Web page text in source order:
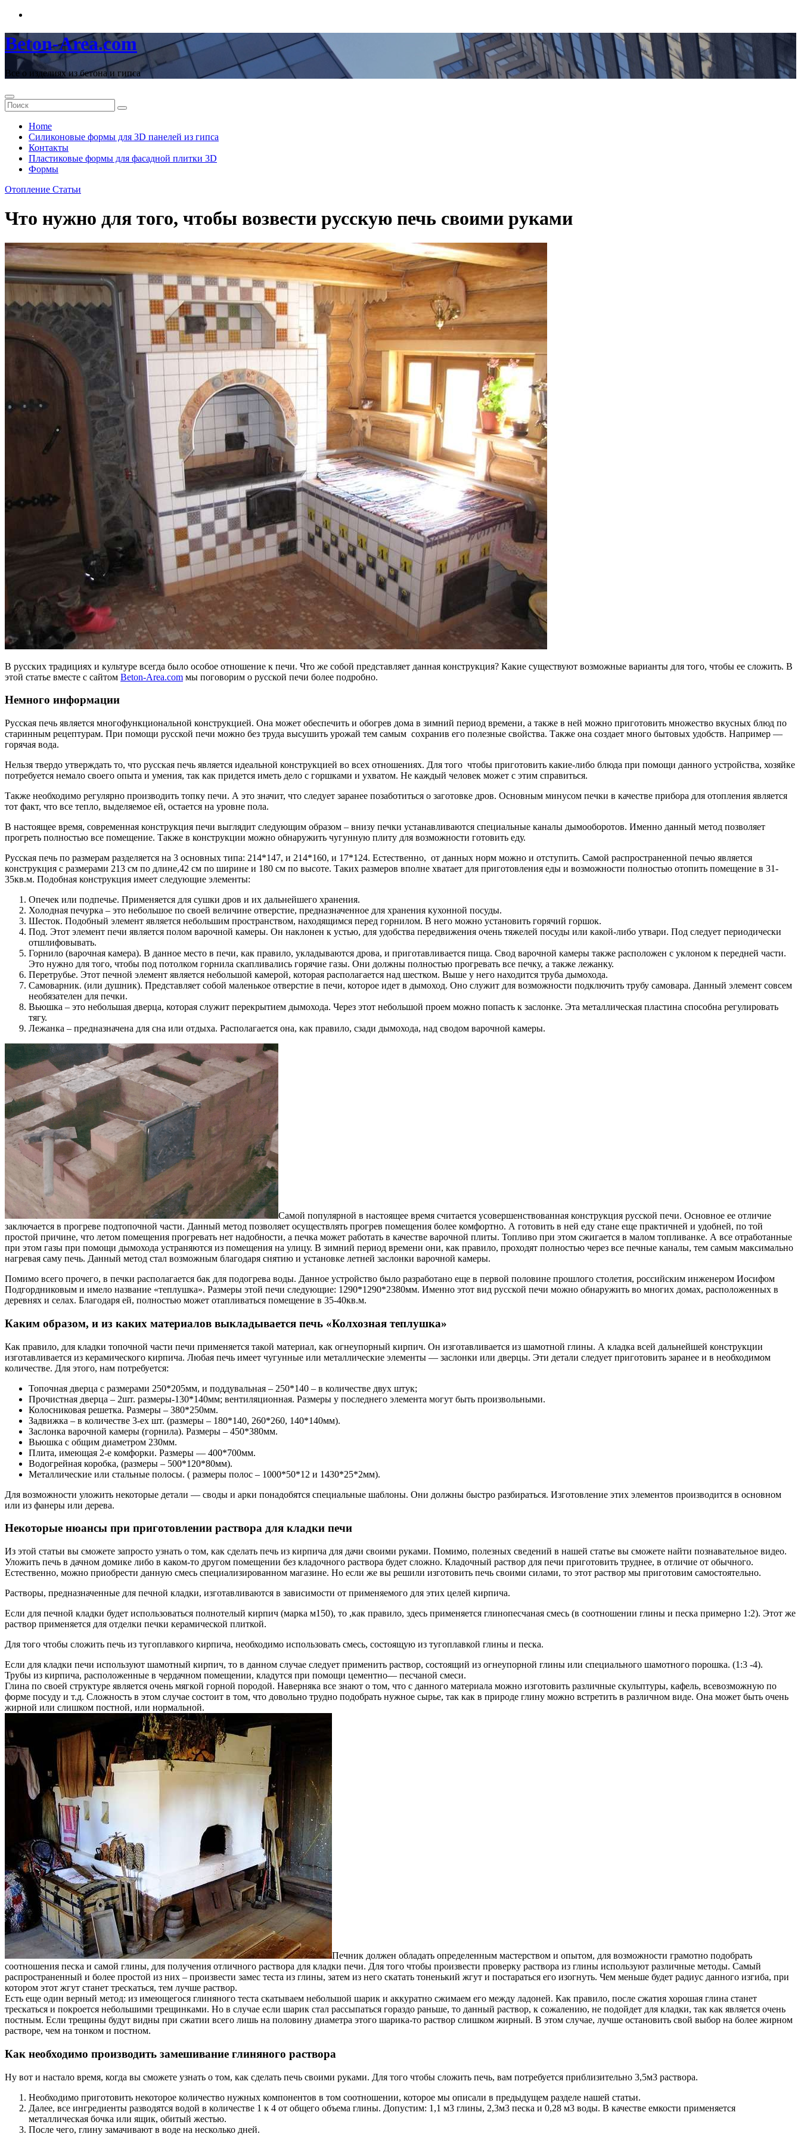
Перейти
содержимому
Beton-Area.com
Все о изделиях из бетона и гипса
Home
Cиликоновые формы для 3D панелей из гипса
Контакты
Пластиковые формы для фасадной плитки 3D
Формы
Отопление Статьи
Что нужно для того, чтобы возвести русскую печь своими руками
В русских традициях и культуре всегда было особое отношение к печи. Что же собой представляет данная конструкция? Какие существуют возможные варианты для того, чтобы ее сложить. В
этой статье вместе с сайтом Beton-Area.com мы поговорим о русской печи более подробно.
Немного информации
Русская печь является многофункциональной конструкцией. Она может обеспечить и обогрев дома в зимний период времени, а также в ней можно приготовить множество вкусных блюд по
старинным рецептурам. При помощи русской печи можно без труда высушить урожай тем самым сохранив его полезные свойства. Также она создает много бытовых удобств. Например —
горячая вода.
Нельзя твердо утверждать то, что русская печь является идеальной конструкцией во всех отношениях. Для того чтобы приготовить какие-либо блюда при помощи данного устройства, хозяйке
потребуется немало своего опыта и умения, так как придется иметь дело с горшками и ухватом. Не каждый человек может с этим справиться.
Также необходимо регулярно производить топку печи. А это значит, что следует заранее позаботиться о заготовке дров. Основным минусом печки в качестве прибора для отопления является
тот факт, что все тепло, выделяемое ей, остается на уровне пола.
В настоящее время, современная конструкция печи выглядит следующим образом – внизу печки устанавливаются специальные каналы дымооборотов. Именно данный метод позволяет
прогреть полностью все помещение. Также в конструкции можно обнаружить чугунную плиту для возможности готовить еду.
Русская печь по размерам разделяется на 3 основных типа: 214*147, и 214*160, и 17*124. Естественно, от данных норм можно и отступить. Самой распространенной печью является
конструкция с размерами 213 см по длине,42 см по ширине и 180 см по высоте. Таких размеров вполне хватает для приготовления еды и возможности полностью отопить помещение в 31-
35кв.м. Подобная конструкция имеет следующие элементы:
Опечек или подпечье. Применяется для сушки дров и их дальнейшего хранения.
Холодная печурка – это небольшое по своей величине отверстие, предназначенное для хранения кухонной посуды.
Шесток. Подобный элемент является небольшим пространством, находящимся перед горнилом. В него можно установить горячий горшок.
Под. Этот элемент печи является полом варочной камеры. Он наклонен к устью, для удобства передвижения очень тяжелей посуды или какой-либо утвари. Под следует периодически
отшлифовывать.
Горнило (варочная камера). В данное место в печи, как правило, укладываются дрова, и приготавливается пища. Свод варочной камеры также расположен с уклоном к передней части.
Это нужно для того, чтобы под потолком горнила скапливались горячие газы. Они должны полностью прогревать все печку, а также лежанку.
Перетрубье. Этот печной элемент является небольшой камерой, которая располагается над шестком. Выше у него находится труба дымохода.
Самоварник. (или душник). Представляет собой маленькое отверстие в печи, которое идет в дымоход. Оно служит для возможности подключить трубу самовара. Данный элемент совсем
необязателен для печки.
Вьюшка – это небольшая дверца, которая служит перекрытием дымохода. Через этот небольшой проем можно попасть к заслонке. Эта металлическая пластина способна регулировать
тягу.
Лежанка – предназначена для сна или отдыха. Располагается она, как правило, сзади дымохода, над сводом варочной камеры.
Самой популярной в настоящее время считается усовершенствованная конструкция русской печи. Основное ее отличие
заключается в прогреве подтопочной части. Данный метод позволяет осуществлять прогрев помещения более комфортно. А готовить в ней еду стане еще практичней и удобней, по той
простой причине, что летом помещения прогревать нет надобности, а печка может работать в качестве варочной плиты. Топливо при этом сжигается в малом топливанке. А все отработанные
при этом газы при помощи дымохода устраняются из помещения на улицу. В зимний период времени они, как правило, проходят полностью через все печные каналы, тем самым максимально
нагревая саму печь. Данный метод стал возможным благодаря снятию и установке летней заслонки варочной камеры.
Помимо всего прочего, в печки располагается бак для подогрева воды. Данное устройство было разработано еще в первой половине прошлого столетия, российским инженером Иосифом
Подгордниковым и имело название «теплушка». Размеры этой печи следующие: 1290*1290*2380мм. Именно этот вид русской печи можно обнаружить во многих домах, расположенных в
деревнях и селах. Благодаря ей, полностью может отапливаться помещение в 35-40кв.м.
Каким образом, и из каких материалов выкладывается печь «Колхозная теплушка»
Как правило, для кладки топочной части печи применяется такой материал, как огнеупорный кирпич. Он изготавливается из шамотной глины. А кладка всей дальнейшей конструкции
изготавливается из керамического кирпича. Любая печь имеет чугунные или металлические элементы — заслонки или дверцы. Эти детали следует приготовить заранее и в необходимом
количестве. Для этого, нам потребуется:
Топочная дверца с размерами 250*205мм, и поддувальная – 250*140 – в количестве двух штук;
Прочистная дверца – 2шт. размеры-130*140мм; вентиляционная. Размеры у последнего элемента могут быть произвольными.
Колосниковая решетка. Размеры – 380*250мм.
Задвижка – в количестве 3-ех шт. (размеры – 180*140, 260*260, 140*140мм).
Заслонка варочной камеры (горнила). Размеры – 450*380мм.
Вьюшка с общим диаметром 230мм.
Плита, имеющая 2-е комфорки. Размеры — 400*700мм.
Водогрейная коробка, (размеры – 500*120*80мм).
Металлические или стальные полосы. ( размеры полос – 1000*50*12 и 1430*25*2мм).
Для возможности уложить некоторые детали — своды и арки понадобятся специальные шаблоны. Они должны быстро разбираться. Изготовление этих элементов производится в основном
или из фанеры или дерева.
Некоторые нюансы при приготовлении раствора для кладки печи
Из этой статьи вы сможете запросто узнать о том, как сделать печь из кирпича для дачи своими руками. Помимо, полезных сведений в нашей статье вы сможете найти познавательное видео.
Уложить печь в дачном домике либо в каком-то другом помещении без кладочного раствора будет сложно. Кладочный раствор для печи приготовить труднее, в отличие от обычного.
Естественно, можно приобрести данную смесь специализированном магазине. Но если же вы решили изготовить печь своими силами, то этот раствор мы приготовим самостоятельно.
Растворы, предназначенные для печной кладки, изготавливаются в зависимости от применяемого для этих целей кирпича.
Если для печной кладки будет использоваться полнотелый кирпич (марка м150), то ,как правило, здесь применяется глинопесчаная смесь (в соотношении глины и песка примерно 1:2). Этот же
раствор применяется для отделки печки керамической плиткой.
Для того чтобы сложить печь из тугоплавкого кирпича, необходимо использовать смесь, состоящую из тугоплавкой глины и песка.
Если для кладки печи используют шамотный кирпич, то в данном случае следует применить раствор, состоящий из огнеупорной глины или специального шамотного порошка. (1:3 -4).
Трубы из кирпича, расположенные в чердачном помещении, кладутся при помощи цементно— песчаной смеси.
Глина по своей структуре является очень мягкой горной породой. Наверняка все знают о том, что с данного материала можно изготовить различные скульптуры, кафель, всевозможную по
форме посуду и т.д. Сложность в этом случае состоит в том, что довольно трудно подобрать нужное сырье, так как в природе глину можно встретить в различном виде. Она может быть очень
жирной или слишком постной, или нормальной.
Печник должен обладать определенным мастерством и опытом, для возможности грамотно подобрать
соотношения песка и самой глины, для получения отличного раствора для кладки печи. Для того чтобы произвести проверку раствора из глины используют различные методы. Самый
распространенный и более простой из них – произвести замес теста из глины, затем из него скатать тоненький жгут и постараться его изогнуть. Чем меньше будет радиус данного изгиба, при
котором этот жгут станет трескаться, тем лучше раствор.
Есть еще один верный метод: из имеющегося глиняного теста скатываем небольшой шарик и аккуратно сжимаем его между ладоней. Как правило, после сжатия хорошая глина станет
трескаться и покроется небольшими трещинками. Но в случае если шарик стал рассыпаться гораздо раньше, то данный раствор, к сожалению, не подойдет для кладки, так как является очень
постным. Если трещины будут видны при сжатии всего лишь на половину диаметра этого шарика-то раствор слишком жирный. В этом случае, лучше остановить свой выбор на более жирном
растворе, чем на тонком и постном.
Как необходимо производить замешивание глиняного раствора
Ну вот и настало время, когда вы сможете узнать о том, как сделать печь своими руками. Для того чтобы сложить печь, вам потребуется приблизительно 3,5м3 раствора.
Необходимо приготовить некоторое количество нужных компонентов в том соотношении, которое мы описали в предыдущем разделе нашей статьи.
Далее, все ингредиенты разводятся водой в количестве 1 к 4 от общего объема глины. Допустим: 1,1 м3 глины, 2,3м3 песка и 0,28 м3 воды. В качестве емкости применяется
металлическая бочка или ящик, обитый жестью.
После чего, глину замачивают в воде на несколько дней.